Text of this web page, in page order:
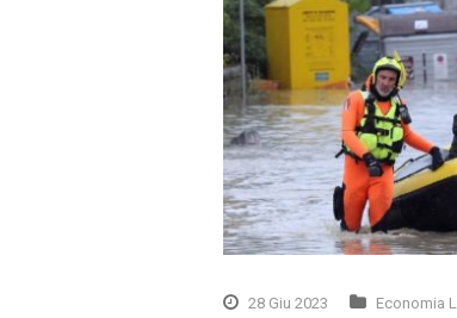
28 Giu 2023 Economia